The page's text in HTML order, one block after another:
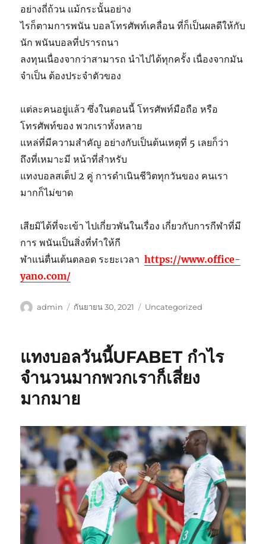
อย่างถี่ถ้วน แม้กระนั้นอย่าง
ไรก็ตามการพนัน บอลโทรศัพท์เคลื่อน ที่ก็เป็นผลดีให้กับ
นัก พนันบอลที่ปรารถนา
ลงทุนเนื่องจากว่าสามารถ นำไปได้ทุกครั้ง เนื่องจากมัน
จำเป็น ต้องประจำตัวของ
แต่ละคนอยู่แล้ว ซึ่งในตอนนี้ โทรศัพท์มือถือ หรือ
โทรศัพท์ของ พวกเราทั้งหลาย
แหล่ที่มีความสำคัญ อย่างกับเป็นต้นเหตุที่ 5 เลยก็ว่า
ถึงที่เหมาะมี หน้าที่สำหรับ
แทงบอลสเต็ป 2 คู่ การดำเนินชีวิตทุกวันของ คนเรา
มากก็ไม่ขาด
เสียมิได้ที่จะเข้า ไปเกี่ยวพันในเรื่อง เกี่ยวกับการกีฬาที่มี
การ พนันเป็นสิ่งที่ทำให้กี
ฬาแน่ตื่นเต้นตลอด ระยะเวลาhttps://www.office-
yano.com/
ผู้
admin
เขียน
กันยายน 30, 2021
หมวด
Uncategorized
แทงบอลวันนี้UFABET กำไร
จำนวนมากพวกเราก็เสี่ยง
มากมาย